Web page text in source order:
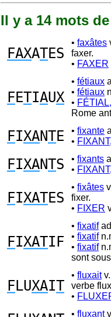
Il y a 14 mots
FAXATES
• faxâtes
faxer.
• FAXER
FETIAUX
• fétiaux
• fétiaux
• FÉTIAL,
Rome
FIXANTE • fixante
• FIXANT,
FIXANTS • fixants
• FIXANT,
FIXATES
• fixâtes
fixer.
• FIXER
FIXATIF
• fixatif
• fixatif
• fixatif
sont
F LUXAIT
• fluxaitv.
verbe
•
• fluxant